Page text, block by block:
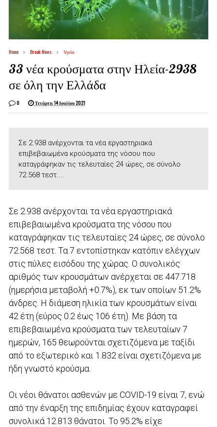
Home Break News Υγεία
33 νέα κρούσματα στην Ηλεία-2938
σε όλη την Ελλάδα
0 Τετάρτη 14 Ιουλίου 2021
Σε 2.938 ανέρχονται τα νέα εργαστηριακά
επιβεβαιωμένα κρούσματα της νόσου που
καταγράφηκαν τις τελευταίες 24 ώρες, σε σύνολο
72.568 τεστ....
Σε 2.938 ανέρχονται τα νέα εργαστηριακά
επιβεβαιωμένα κρούσματα της νόσου που
καταγράφηκαν τις τελευταίες 24 ώρες, σε σύνολο
72.568 τεστ. Τα 7 εντοπίστηκαν κατόπιν ελέγχων
στις πύλες εισόδου της χώρας. Ο συνολικός
αριθμός των κρουσμάτων ανέρχεται σε 447.718
(ημερήσια μεταβολή +0.7%), εκ των οποίων 51.2%
άνδρες. Η διάμεση ηλικία των κρουσμάτων είναι
42 έτη (εύρος 0.2 έως 106 έτη). Με βάση τα
επιβεβαιωμένα κρούσματα των τελευταίων 7
ημερών, 165 θεωρούνται σχετιζόμενα με ταξίδι
από το εξωτερικό και 1.832 είναι σχετιζόμενα με
ήδη γνωστό κρούσμα.
Οι νέοι θάνατοι ασθενών με COVID-19 είναι 7, ενώ
από την έναρξη της επιδημίας έχουν καταγραφεί
συνολικά 12.813 θάνατοι. Το 95.2% είχε